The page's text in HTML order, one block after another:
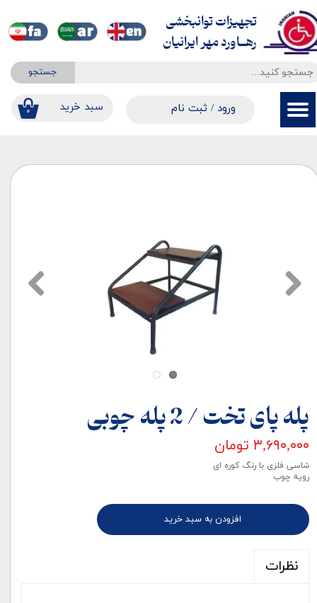
جستجو
۰ ​​سبد خرید ورود / ثبت نام
حساب کاربری من
سفارشات
خروج از حساب کاربری
تجهیزات توانبخشی
​​​​​​​رهــاورد مهر ایرانیان
پله پای تخت / 2 پله چوبی
۳,۶۹۰,۰۰۰ تومان
شاسی فلزی با رنگ کوره ای
رویه چوب
افزودن به سبد خرید
نظرات